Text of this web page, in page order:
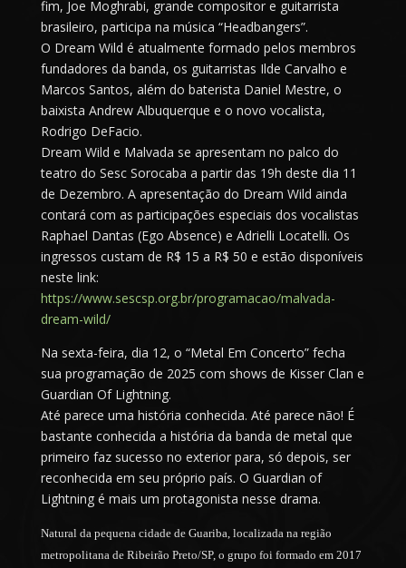
fim, Joe Moghrabi, grande compositor e guitarrista
brasileiro, participa na música “Headbangers”.
O Dream Wild é atualmente formado pelos membros
fundadores da banda, os guitarristas Ilde Carvalho e
Marcos Santos, além do baterista Daniel Mestre, o
baixista Andrew Albuquerque e o novo vocalista,
Rodrigo DeFacio.
Dream Wild e Malvada se apresentam no palco do
teatro do Sesc Sorocaba a partir das 19h deste dia 11
de Dezembro. A apresentação do Dream Wild ainda
contará com as participações especiais dos vocalistas
Raphael Dantas (Ego Absence) e Adrielli Locatelli. Os
ingressos custam de R$ 15 a R$ 50 e estão disponíveis
neste link:
https://www.sescsp.org.br/programacao/malvada-
dream-wild/
Na sexta-feira, dia 12, o “Metal Em Concerto” fecha
sua programação de 2025 com shows de Kisser Clan e
Guardian Of Lightning.
Até parece uma história conhecida. Até parece não! É
bastante conhecida a história da banda de metal que
primeiro faz sucesso no exterior para, só depois, ser
reconhecida em seu próprio país. O Guardian of
Lightning é mais um protagonista nesse drama.
Natural da pequena cidade de Guariba, localizada na região
metropolitana de Ribeirão Preto/SP, o grupo foi formado em 2017